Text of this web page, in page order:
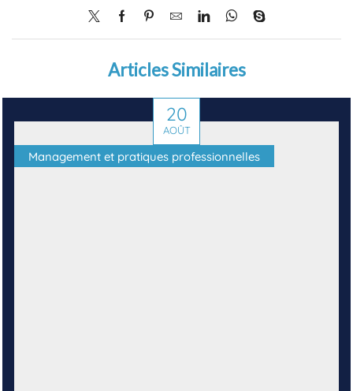
Articles Similaires
20
AOÛT
Management et pratiques professionnelles